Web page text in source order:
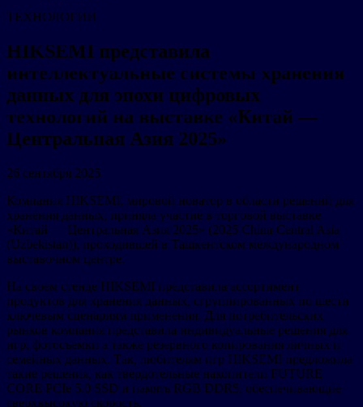
ТЕХНОЛОГИИ
HIKSEMI представила
интеллектуальные системы хранения
данных для эпохи цифровых
технологий на выставке «Китай —
Центральная Азия 2025»
26 сентября 2025
Компания HIKSEMI, мировой новатор в области решений для
хранения данных, приняла участие в торговой выставке
«Китай — Центральная Азия 2025» (2025 China-Central Asia
(Uzbekistan)), проходившей в Ташкентском международном
выставочном центре.
На своем стенде HIKSEMI представила ассортимент
продуктов для хранения данных, сгруппированных по шести
ключевым сценариям применения. Для потребительских
рынков компания представила индивидуальные решения для
игр, фотосъемки а также резервного копирования личных и
семейных данных. Так, любителям игр HIKSEMI предложила
такие решения, как твердотельные накопители FUTURE
CORE PCIe 5.0 SSD и память RGB DDR5, обеспечивающие
сверхвысокую скорость.